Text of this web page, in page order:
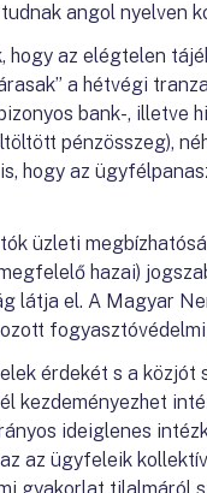
angol nyelven
hogy az elégtelen
a hétvégi
bank-, illetve
pénzösszeg),
hogy az
üzleti
hazai)
látja el. A Magyar
érdekét s a közjót
kezdeményezhet
ideiglenes
az ügyfeleik